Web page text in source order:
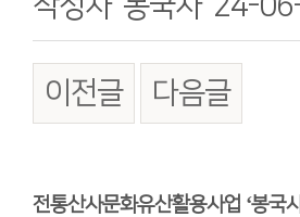
이전글 다음글
전통산사문화유산활용사업 ‘봉국